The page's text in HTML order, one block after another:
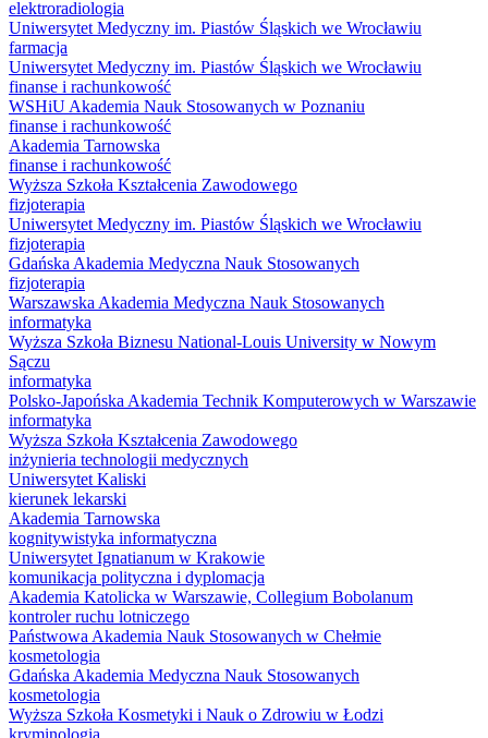
elektroradiologia
Uniwersytet Medyczny im. Piastów Śląskich we Wrocławiu
farmacja
Uniwersytet Medyczny im. Piastów Śląskich we Wrocławiu
finanse i rachunkowość
WSHiU Akademia Nauk Stosowanych w Poznaniu
finanse i rachunkowość
Akademia Tarnowska
finanse i rachunkowość
Wyższa Szkoła Kształcenia Zawodowego
fizjoterapia
Uniwersytet Medyczny im. Piastów Śląskich we Wrocławiu
fizjoterapia
Gdańska Akademia Medyczna Nauk Stosowanych
fizjoterapia
Warszawska Akademia Medyczna Nauk Stosowanych
informatyka
Wyższa Szkoła Biznesu National-Louis University w Nowym
Sączu
informatyka
Polsko-Japońska Akademia Technik Komputerowych w Warszawie
informatyka
Wyższa Szkoła Kształcenia Zawodowego
inżynieria technologii medycznych
Uniwersytet Kaliski
kierunek lekarski
Akademia Tarnowska
kognitywistyka informatyczna
Uniwersytet Ignatianum w Krakowie
komunikacja polityczna i dyplomacja
Akademia Katolicka w Warszawie, Collegium Bobolanum
kontroler ruchu lotniczego
Państwowa Akademia Nauk Stosowanych w Chełmie
kosmetologia
Gdańska Akademia Medyczna Nauk Stosowanych
kosmetologia
Wyższa Szkoła Kosmetyki i Nauk o Zdrowiu w Łodzi
kryminologia